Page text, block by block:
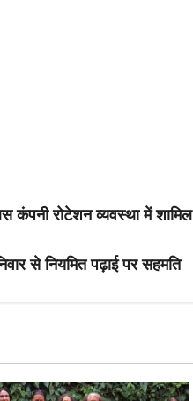
कंपनी रोटेशन व्यवस्था में शामिल
से नियमित पढ़ाई पर सहमति